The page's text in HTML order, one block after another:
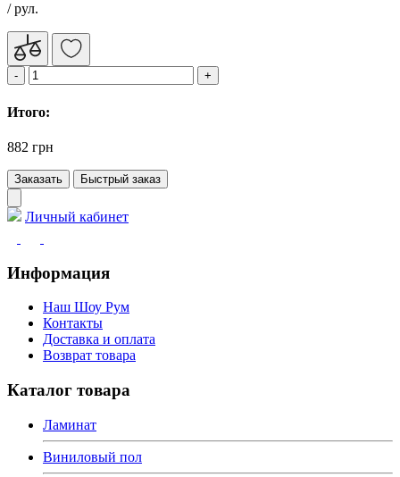
/ рул.
Итого:
882 грн
Заказать Быстрый заказ
Личный кабинет
Информация
Наш Шоу Рум
Контакты
Доставка и оплата
Возврат товара
Каталог товара
Ламинат
Виниловый пол